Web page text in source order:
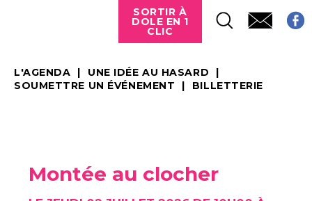
SORTIR À
DOLE EN 1
CLIC
L'AGENDA
UNE IDÉE AU HASARD
SOUMETTRE UN ÉVÉNEMENT
BILLETTERIE
Montée au clocher